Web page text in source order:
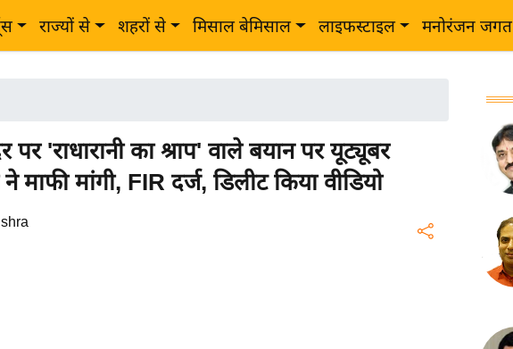
राज्यों से शहरों से मिसाल बेमिसाल लाइफस्टाइल मनोरंजन जगत
पर 'राधारानी का श्राप' वाले बयान पर यूट्यूबर
माफी मांगी, FIR दर्ज, डिलीट किया वीडियो